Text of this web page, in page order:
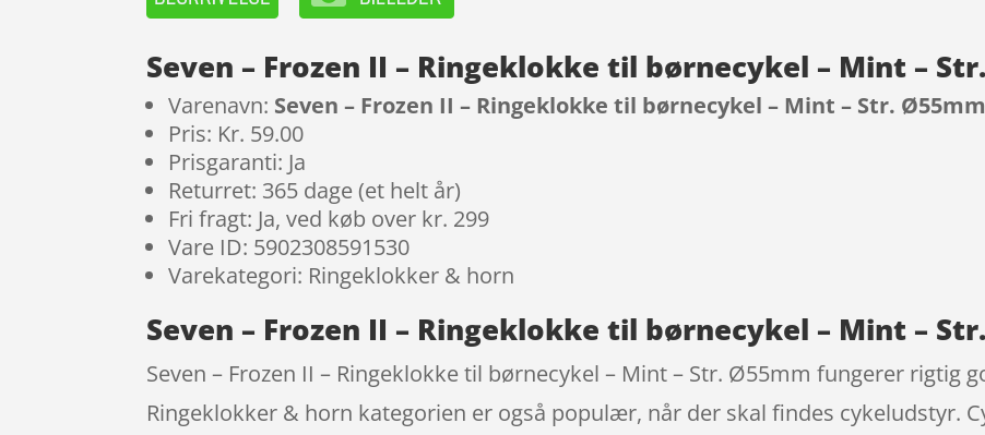
Seven – Frozen II – Ringeklokke til børnecykel – Mint –
Varenavn: Seven – Frozen II – Ringeklokke til børnecykel – Mint – Str. Ø55mm
Pris: Kr. 59.00
Prisgaranti: Ja
Returret: 365 dage (et helt år)
Fri fragt: Ja, ved køb over kr. 299
Vare ID: 5902308591530
Varekategori: Ringeklokker & horn
Seven – Frozen II – Ringeklokke til børnecykel – Mint –
Seven – Frozen II – Ringeklokke til børnecykel – Mint – Str. Ø55mm fungerer rigtig
Ringeklokker & horn kategorien er også populær, når der skal findes cykeludstyr.